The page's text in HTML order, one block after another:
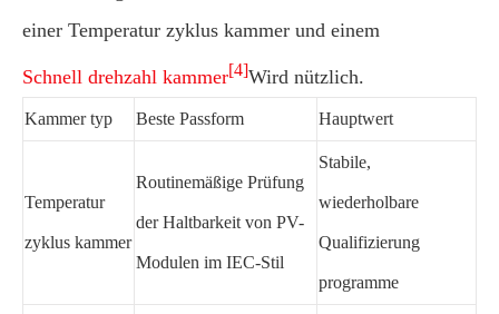
einer Temperatur zyklus kammer und einem
Schnell drehzahl kammer[4]Wird nützlich.
Kammer typ Beste Passform Hauptwert
Temperatur
zyklus kammer
Routinemäßige Prüfung
der Haltbarkeit von PV-
Modulen im IEC-Stil
Stabile,
wiederholbare
Qualifizierung
programme